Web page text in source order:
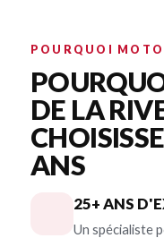
POURQUOI
DE LA
ANS
25+ ANS
Un spécialiste